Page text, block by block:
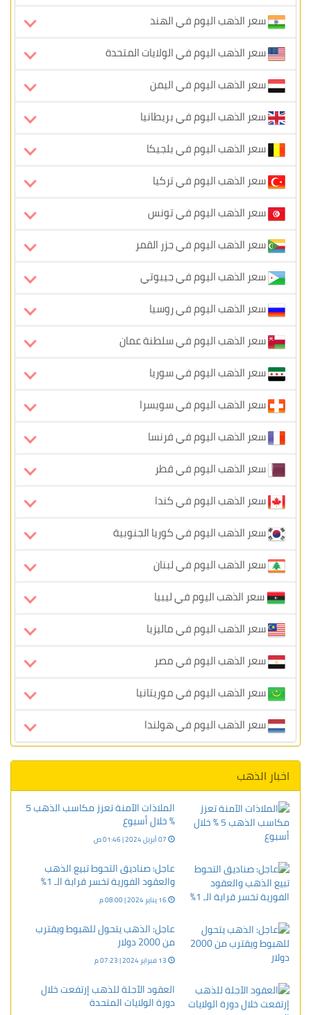
سعر الذهب اليوم في الهند
سعر الذهب اليوم في الولايات المتحدة
سعر الذهب اليوم في اليمن
سعر الذهب اليوم في بريطانيا
سعر الذهب اليوم في بلجيكا
سعر الذهب اليوم في تركيا
سعر الذهب اليوم في تونس
سعر الذهب اليوم في جزر القمر
سعر الذهب اليوم في جيبوتي
سعر الذهب اليوم في روسيا
سعر الذهب اليوم في سلطنة عمان
سعر الذهب اليوم في سوريا
سعر الذهب اليوم في سويسرا
سعر الذهب اليوم في فرنسا
سعر الذهب اليوم في قطر
سعر الذهب اليوم في كندا
سعر الذهب اليوم في كوريا الجنوبية
سعر الذهب اليوم في لبنان
سعر الذهب اليوم في ليبيا
سعر الذهب اليوم في ماليزيا
سعر الذهب اليوم في مصر
سعر الذهب اليوم في موريتانيا
سعر الذهب اليوم في هولندا
اخبار الذهب
الملاذات الآمنة تعزز مكاسب الذهب 5
% خلال أسبوع
عاجل: صناديق التحوط تبيع الذهب
والعقود الفورية تخسر قرابة الـ 1%
عاجل: الذهب يتحول للهبوط ويقترب
من 2000 دولار
العقود الآجلة للذهب إرتفعت خلال
دورة الولايات المتحدة